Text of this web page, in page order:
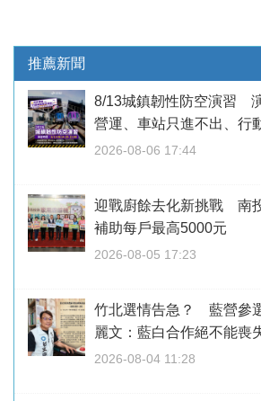
推薦新聞
8/13城鎮韌性防空演習
營運、車站只進不出、行
2026-08-06 17:44
迎戰廚餘去化新挑戰 南
補助每戶最高5000元
2026-08-05 17:23
竹北選情告急？ 藍營參
麗文：藍白合作絕不能喪
2026-08-04 11:28